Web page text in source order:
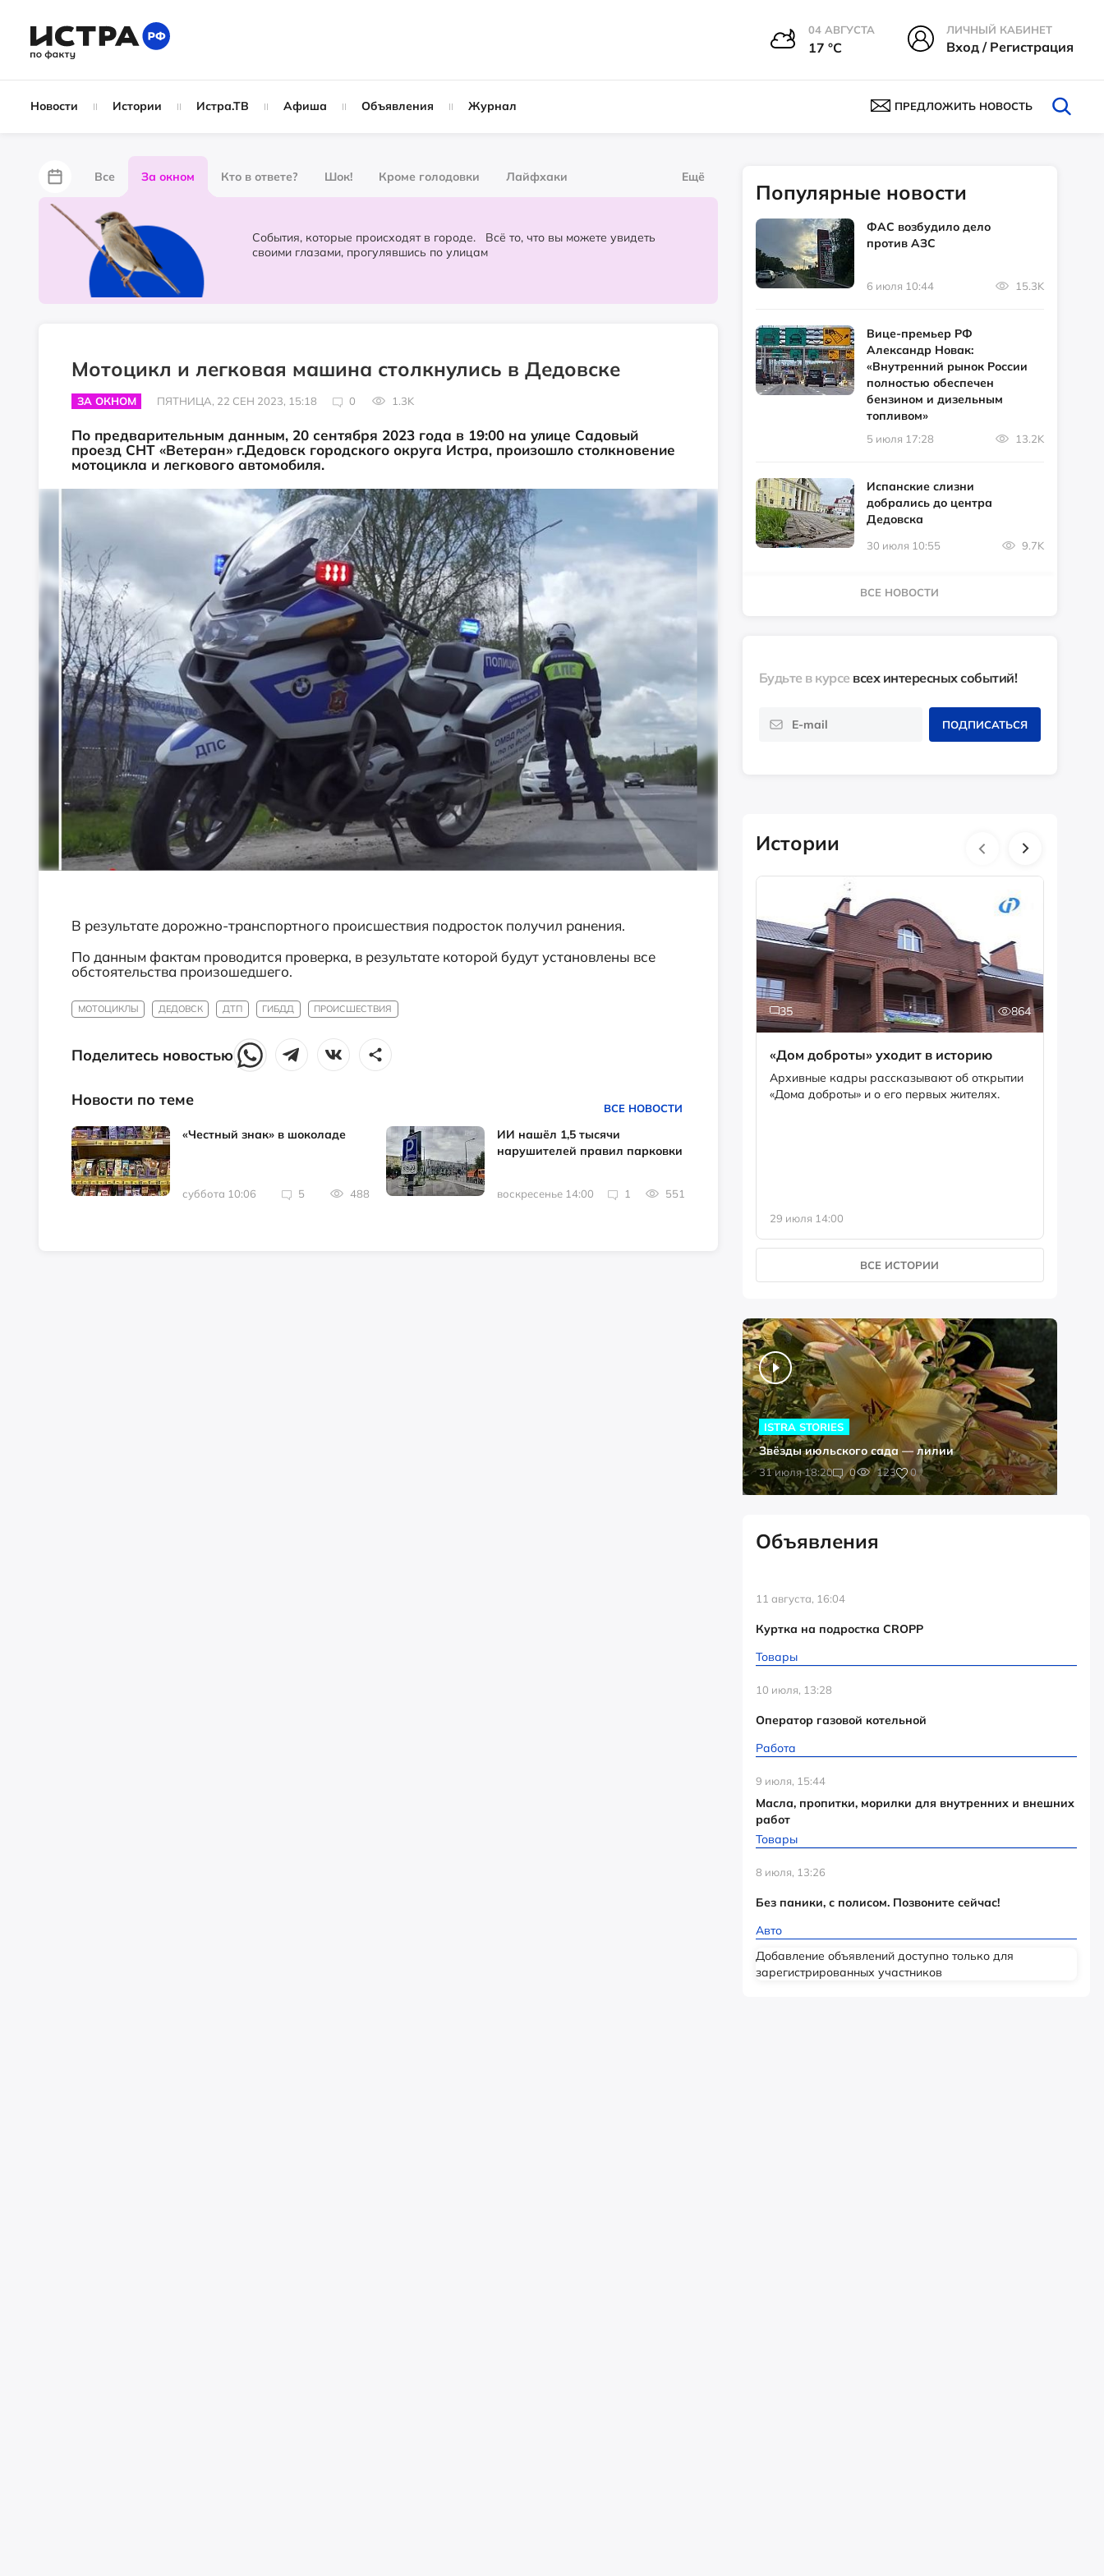
04 АВГУСТА
17 °С
ЛИЧНЫЙ КАБИНЕТ
Вход / Регистрация
Новости Истории Истра.ТВ Афиша Объявления Журнал ПРЕДЛОЖИТЬ НОВОСТЬ
Все За окном Кто в ответе? Шок! Кроме голодовки Лайфхаки
За забором
Партнёрский материал Народные новости Слухи
Ещё
События, которые происходят в городе. Всё то, что вы можете увидеть
своими глазами, прогулявшись по улицам
Мотоцикл и легковая машина столкнулись в Дедовске
ЗА ОКНОМ ПЯТНИЦА, 22 СЕН 2023, 15:18 0 1.3K
По предварительным данным, 20 сентября 2023 года в 19:00 на улице Садовый
проезд СНТ «Ветеран» г.Дедовск городского округа Истра, произошло столкновение
мотоцикла и легкового автомобиля.
В результате дорожно-транспортного происшествия подросток получил ранения.
По данным фактам проводится проверка, в результате которой будут установлены все
обстоятельства произошедшего.
МОТОЦИКЛЫ ДЕДОВСК ДТП ГИБДД ПРОИСШЕСТВИЯ
Поделитесь новостью
Новости по теме ВСЕ НОВОСТИ
«Честный знак» в шоколаде
суббота 10:06 5 488
ИИ нашёл 1,5 тысячи
нарушителей правил парковки
воскресенье 14:00 1 551
Популярные новости
ФАС возбудило дело
против АЗС
6 июля 10:44 15.3K
Вице-премьер РФ
Александр Новак:
«Внутренний рынок России
полностью обеспечен
бензином и дизельным
топливом»
5 июля 17:28 13.2K
Испанские слизни
добрались до центра
Дедовска
30 июля 10:55 9.7K
ВСЕ НОВОСТИ
Будьте в курсе всех интересных событий!
ПОДПИСАТЬСЯ
Истории
35 864
«Дом доброты» уходит в историю
Архивные кадры рассказывают об открытии
«Дома доброты» и о его первых жителях.
29 июля 14:00
ВСЕ ИСТОРИИ
31 июля 18:20 0 123 0
ISTRA STORIES
Звёзды июльского сада — лилии
Объявления
11 августа, 16:04
Куртка на подростка CROPP
Товары
10 июля, 13:28
Оператор газовой котельной
Работа
9 июля, 15:44
Масла, пропитки, морилки для внутренних и внешних
работ
Товары
8 июля, 13:26
Без паники, с полисом. Позвоните сейчас!
Авто
Добавление объявлений доступно только для
зарегистрированных участников